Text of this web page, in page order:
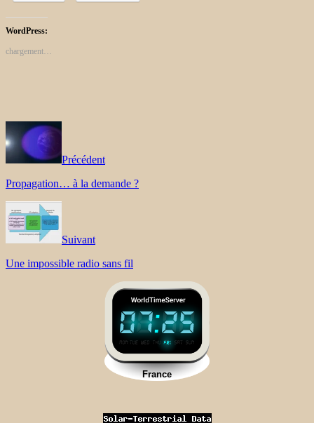
WordPress:
chargement…
Précédent
Propagation… à la demande ?
Suivant
Une impossible radio sans fil